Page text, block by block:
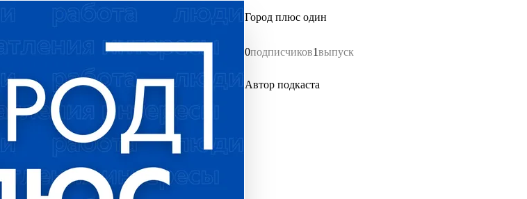
Город плюс один
0подписчиков1выпуск
Автор подкаста